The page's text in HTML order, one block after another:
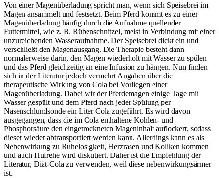
Von einer Magenüberladung spricht man, wenn sich Speisebrei im
Magen ansammelt und festsetzt. Beim Pferd kommt es zu einer
Magenüberladung häufig durch die Aufnahme quellender
Futtermittel, wie z. B. Rübenschnitzel, meist in Verbindung mit einer
unzureichenden Wasseraufnahme. Der Speisebrei dickt ein und
verschließt den Magenausgang. Die Therapie besteht dann
normalerweise darin, den Magen wiederholt mit Wasser zu spülen
und das Pferd gleichzeitig an eine Infusion zu hängen. Nun finden
sich in der Literatur jedoch vermehrt Angaben über die
therapeutische Wirkung von Cola bei Vorliegen einer
Magenüberladung. Dabei wir der Pferdemagen einige Tage mit
Wasser gespült und dem Pferd nach jeder Spülung per
Nasenschlundsonde ein Liter Cola zugeführt. Es wird davon
ausgegangen, dass die im Cola enthaltene Kohlen- und
Phosphorsäure den eingetrockneten Mageninhalt auflockert, sodass
dieser wieder abtransportiert werden kann. Allerdings kann es als
Nebenwirkung zu Ruhelosigkeit, Herzrasen und Koliken kommen
und auch Hufrehe wird diskutiert. Daher ist die Empfehlung der
Literatur, Diät-Cola zu verwenden, weil diese nebenwirkungsärmer
ist.